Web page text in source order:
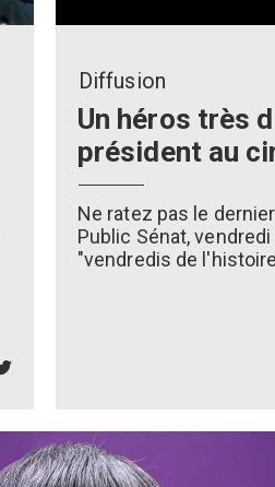
Diffusion
Un héros très
président au
Ne ratez pas le
Public Sénat,
"vendredis de